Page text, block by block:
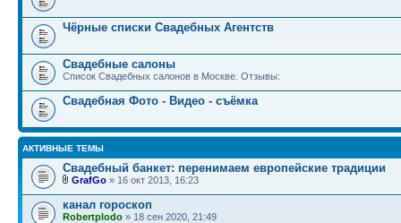
Чёрные списки Свадебных Агентств
Свадебные салоны
Список Свадебных салонов в Москве. Отзывы:
Свадебная Фото - Видео - съёмка
АКТИВНЫЕ ТЕМЫ
Свадебный банкет: перенимаем европейские традиции
GrafGo » 16 окт 2013, 16:23
канал гороскоп
Robertplodo » 18 сен 2020, 21:49